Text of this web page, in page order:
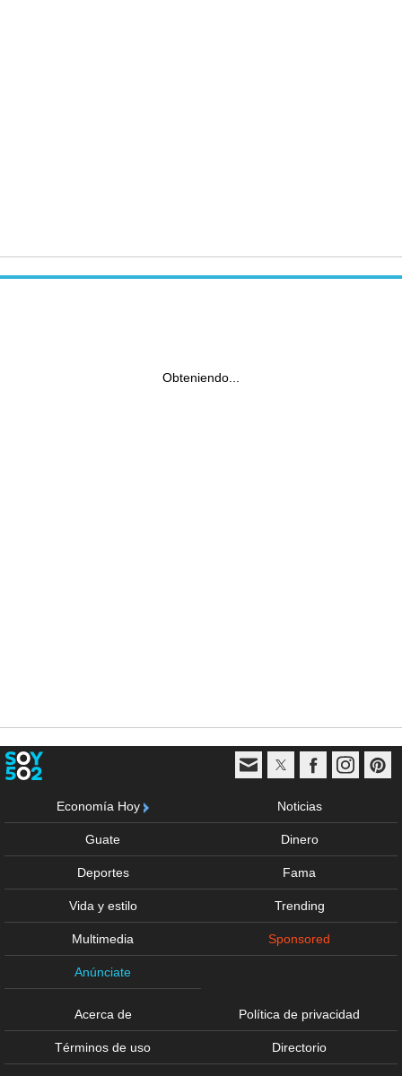
Obteniendo...
Economía Hoy Noticias
Guate Dinero
Deportes Fama
Vida y estilo Trending
Multimedia Sponsored
Anúnciate
Acerca de Política de privacidad
Términos de uso Directorio